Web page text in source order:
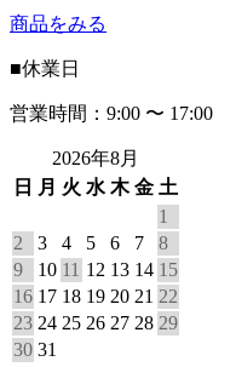
商品をみる
■休業日
営業時間：9:00 〜 17:00
2026年8月
日
月 火 水 木 金 土
1
2
3 4 5 6 7
8
9
10 11 12 13 14 15
16 17 18 19 20 21 22
23 24 25 26 27 28 29
30 31